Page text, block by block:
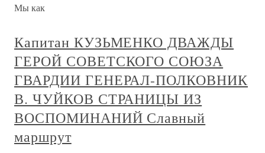
Мы как
Капитан КУЗЬМЕНКО ДВАЖДЫ
ГЕРОЙ СОВЕТСКОГО СОЮЗА
ГВАРДИИ ГЕНЕРАЛ-ПОЛКОВНИК
В. ЧУЙКОВ СТРАНИЦЫ ИЗ
ВОСПОМИНАНИЙ Славный
маршрут